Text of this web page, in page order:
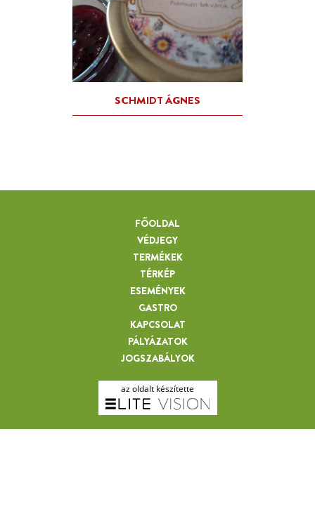
FŐOLDAL
VÉDJEGY
TERMÉKEK
TÉRKÉP
ESEMÉNYEK
GASTRO
KAPCSOLAT
PÁLYÁZATOK
JOGSZABÁLYOK
az oldalt készítette